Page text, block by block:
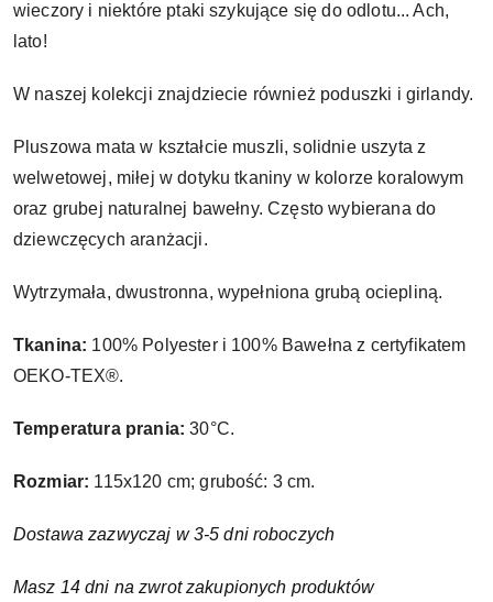
wieczory i niektóre ptaki szykujące się do odlotu... Ach,
lato!
W naszej kolekcji znajdziecie również poduszki i girlandy.
Pluszowa mata w kształcie muszli, solidnie uszyta z
welwetowej, miłej w dotyku tkaniny w kolorze koralowym
oraz grubej naturalnej bawełny. Często wybierana do
dziewczęcych aranżacji.
Wytrzymała, dwustronna, wypełniona grubą ociepliną.
Tkanina: 100% Polyester i 100% Bawełna z certyfikatem
OEKO-TEX®.
Temperatura prania: 30°C.
Rozmiar: 115x120 cm; grubość: 3 cm.
Dostawa zazwyczaj w 3-5 dni roboczych
Masz 14 dni na zwrot zakupionych produktów